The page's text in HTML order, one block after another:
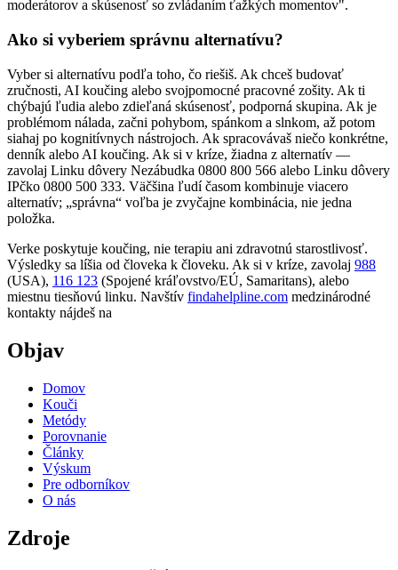
moderátorov a skúsenosť so zvládaním ťažkých momentov".
Ako si vyberiem správnu alternatívu?
Vyber si alternatívu podľa toho, čo riešiš. Ak chceš budovať
zručnosti, AI koučing alebo svojpomocné pracovné zošity. Ak ti
chýbajú ľudia alebo zdieľaná skúsenosť, podporná skupina. Ak je
problémom nálada, začni pohybom, spánkom a slnkom, až potom
siahaj po kognitívnych nástrojoch. Ak spracovávaš niečo konkrétne,
denník alebo AI koučing. Ak si v kríze, žiadna z alternatív —
zavolaj Linku dôvery Nezábudka 0800 800 566 alebo Linku dôvery
IPčko 0800 500 333. Väčšina ľudí časom kombinuje viacero
alternatív; „správna“ voľba je zvyčajne kombinácia, nie jedna
položka.
Verke poskytuje koučing, nie terapiu ani zdravotnú starostlivosť.
Výsledky sa líšia od človeka k človeku. Ak si v kríze, zavolaj 988
(USA), 116 123 (Spojené kráľovstvo/EÚ, Samaritans), alebo
miestnu tiesňovú linku. Navštív findahelpline.com medzinárodné
kontakty nájdeš na
Objav
Domov
Kouči
Metódy
Porovnanie
Články
Výskum
Pre odborníkov
O nás
Zdroje